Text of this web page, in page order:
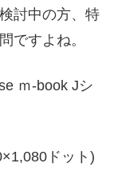
討中の方、特
ですよね。
ｍ-book Jシ
ドット)